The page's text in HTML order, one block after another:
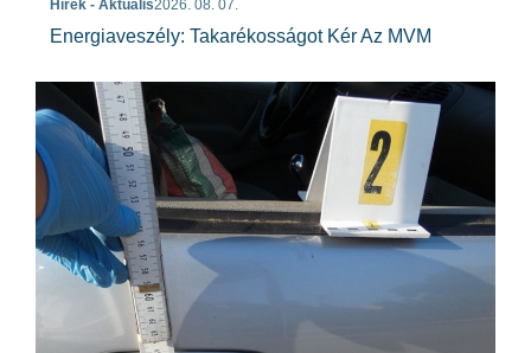
Hírek - Aktuális2026. 08. 07.
Energiaveszély: Takarékosságot Kér Az MVM